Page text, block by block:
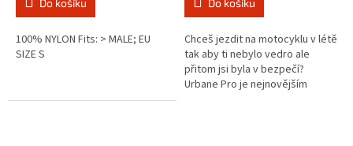
Do košíku
100% NYLON Fits: > MALE; EU
SIZE S
Do košíku
Chceš jezdit na motocyklu v létě
tak aby ti nebylo vedro ale
přitom jsi byla v bezpečí?
Urbane Pro je nejnovějším